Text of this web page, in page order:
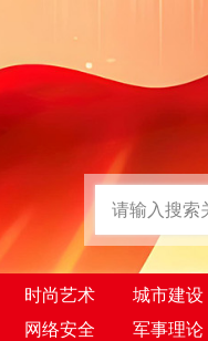
时尚艺术 城市建设
网络安全 军事理论